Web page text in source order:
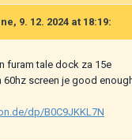
9. 12. 2024 at 18:19:
furam tale dock za 15e
60hz screen je good
dp/B0C9JKKL7N